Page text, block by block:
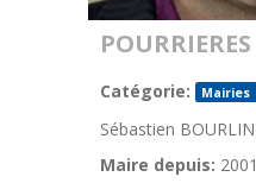
POURRIERES
Catégorie: Mairies
Sébastien BOURLIN
Maire depuis: 2001